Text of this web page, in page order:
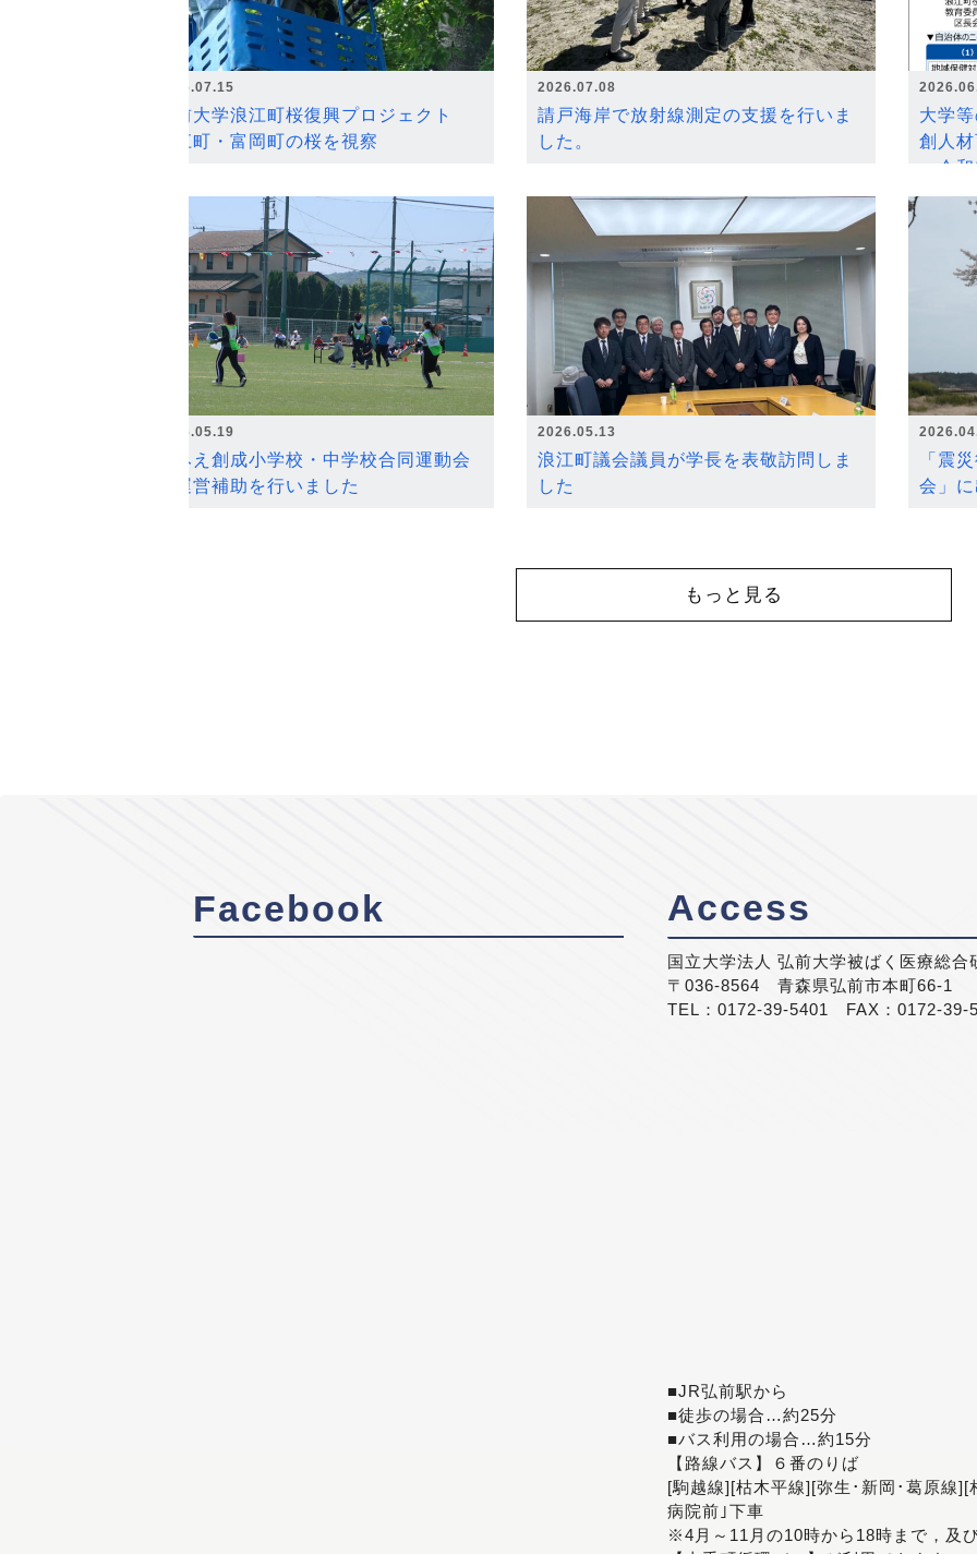
2026.07.15
弘前大学浪江町桜復興プロジェクト
浪江町・富岡町の桜を視察
2026.07.08
請戸海岸で放射線測定の支援を行いま
した。
大学
創人
～令
2026.05.19
なみえ創成小学校・中学校合同運動会
の運営補助を行いました
2026.05.13
浪江町議会議員が学長を表敬訪問しま
した
「震
会」
もっと見る
Facebook Access
国立大学法人 弘前大学被ばく医療総合
〒036-8564 青森県弘前市本町66-1
TEL：0172-39-5401 FAX：0172-39-
■JR弘前駅から
■徒歩の場合…約25分
■バス利用の場合…約15分
【路線バス】６番のりば
[駒越線][枯木平線][弥生･新岡･葛原線
病院前｣下車
※4月～11月の10時から18時まで，及